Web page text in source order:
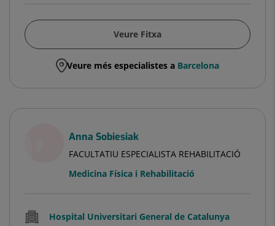
Veure Fitxa
Veure més especialistes a Barcelona
Anna Sobiesiak
FACULTATIU ESPECIALISTA REHABILITACIÓ
Medicina Física i Rehabilitació
Hospital Universitari General de Catalunya